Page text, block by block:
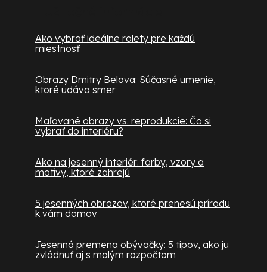
Ako vybrať ideálne rolety pre každú
miestnosť
Obrazy Dmitry Belova: Súčasné umenie,
ktoré udáva smer
Maľované obrazy vs. reprodukcie: Čo si
vybrať do interiéru?
Ako na jesenný interiér: farby, vzory a
motívy, ktoré zahrejú
5 jesenných obrazov, ktoré prenesú prírodu
k vám domov
Jesenná premena obývačky: 5 tipov, ako ju
zvládnuť aj s malým rozpočtom